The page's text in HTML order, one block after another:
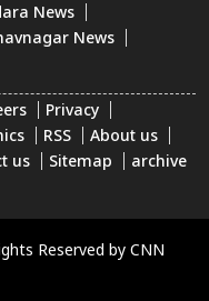
News
News
Privacy
RSS
About us
us Sitemap archive
Reserved by CNN